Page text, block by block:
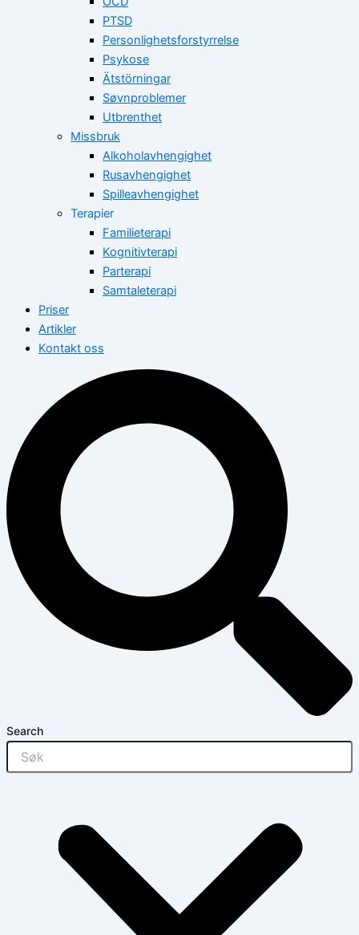
PTSD
Personlighetsforstyrrelse
Psykose
Ätstörningar
Søvnproblemer
Utbrenthet
Missbruk
Alkoholavhengighet
Rusavhengighet
Spilleavhengighet
Terapier
Familieterapi
Kognitivterapi
Parterapi
Samtaleterapi
Priser
Artikler
Kontakt oss
Search